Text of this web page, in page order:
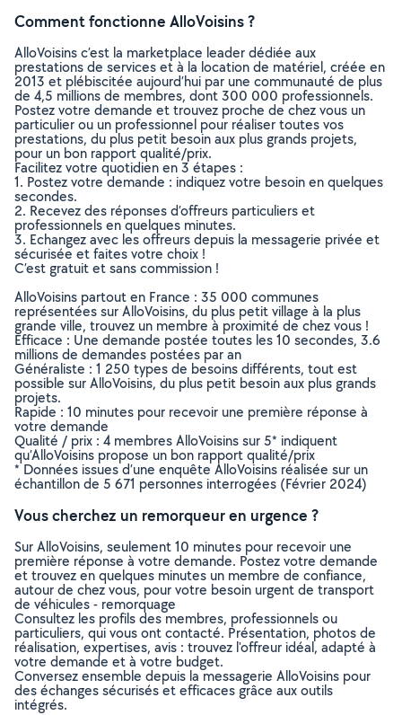
Comment fonctionne AlloVoisins ?
AlloVoisins c’est la marketplace leader dédiée aux
prestations de services et à la location de matériel, créée en
2013 et plébiscitée aujourd’hui par une communauté de plus
de 4,5 millions de membres, dont 300 000 professionnels.
Postez votre demande et trouvez proche de chez vous un
particulier ou un professionnel pour réaliser toutes vos
prestations, du plus petit besoin aux plus grands projets,
pour un bon rapport qualité/prix.
Facilitez votre quotidien en 3 étapes :
1. Postez votre demande : indiquez votre besoin en quelques
secondes.
2. Recevez des réponses d’offreurs particuliers et
professionnels en quelques minutes.
3. Echangez avec les offreurs depuis la messagerie privée et
sécurisée et faites votre choix !
C’est gratuit et sans commission !
AlloVoisins partout en France : 35 000 communes
représentées sur AlloVoisins, du plus petit village à la plus
grande ville, trouvez un membre à proximité de chez vous !
Efficace : Une demande postée toutes les 10 secondes, 3.6
millions de demandes postées par an
Généraliste : 1 250 types de besoins différents, tout est
possible sur AlloVoisins, du plus petit besoin aux plus grands
projets.
Rapide : 10 minutes pour recevoir une première réponse à
votre demande
Qualité / prix : 4 membres AlloVoisins sur 5* indiquent
qu’AlloVoisins propose un bon rapport qualité/prix
* Données issues d’une enquête AlloVoisins réalisée sur un
échantillon de 5 671 personnes interrogées (Février 2024)
Vous cherchez un remorqueur en urgence ?
Sur AlloVoisins, seulement 10 minutes pour recevoir une
première réponse à votre demande. Postez votre demande
et trouvez en quelques minutes un membre de confiance,
autour de chez vous, pour votre besoin urgent de transport
de véhicules - remorquage
Consultez les profils des membres, professionnels ou
particuliers, qui vous ont contacté. Présentation, photos de
réalisation, expertises, avis : trouvez l'offreur idéal, adapté à
votre demande et à votre budget.
Conversez ensemble depuis la messagerie AlloVoisins pour
des échanges sécurisés et efficaces grâce aux outils
intégrés.